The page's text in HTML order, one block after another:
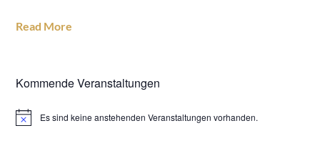
Read More
Kommende Veranstaltungen
HinweisEs sind keine anstehenden Veranstaltungen vorhanden.